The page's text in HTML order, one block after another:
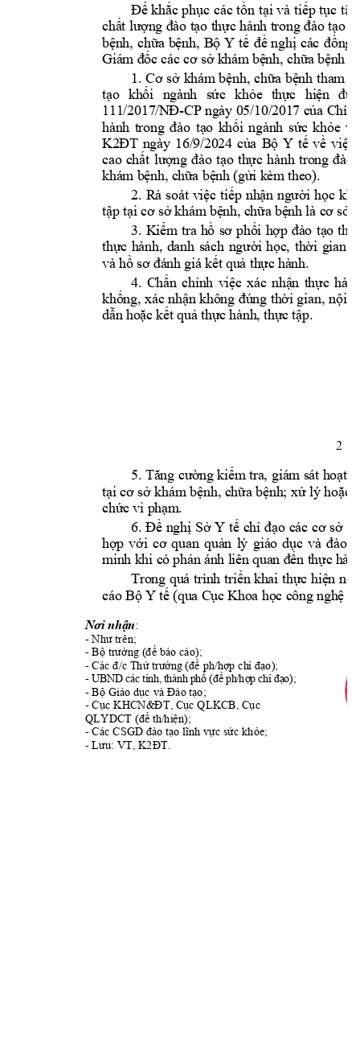
Để khắc phục các tồn tại và tiếp tục
chất lượng đào tạo thực hành trong đào tạo
bệnh, chữa bệnh, Bộ Y tế đề nghị các đồng
Giám đốc các cơ sở khám bệnh, chữa bệnh
1. Cơ sở khám bệnh, chữa bệnh tham
tạo khối ngành sức khỏe thực hiện đú
111/2017/NĐ-CP ngày 05/10/2017 của
hành trong đào tạo khối ngành sức khỏe
K2ĐT ngày 16/9/2024 của Bộ Y tế về việ
cao chất lượng đào tạo thực hành trong đào
khám bệnh, chữa bệnh (gửi kèm theo).
2. Rà soát việc tiếp nhận người học
tập tại cơ sở khám bệnh, chữa bệnh là cơ sở t
3. Kiểm tra hồ sơ phối hợp đào tạo
thực hành, danh sách người học, thời gian
và hồ sơ đánh giá kết quả thực hành.
4. Chấn chỉnh việc xác nhận thực
khống, xác nhận không đúng thời gian, nội
dẫn hoặc kết quả thực hành, thực tập.
2
5. Tăng cường kiểm tra, giám sát hoạt
tại cơ sở khám bệnh, chữa bệnh; xử lý hoặc
chức vi phạm.
6. Đề nghị Sở Y tế chỉ đạo các cơ sở
hợp với cơ quan quản lý giáo dục và đào
minh khi có phản ánh liên quan đến thực
Trong quá trình triển khai thực hiện
cáo Bộ Y tế (qua Cục Khoa học công nghệ
Nơi nhận:
- Như trên;
- Bộ trưởng (để báo cáo);
- Các đ/c Thứ trưởng (để ph/hợp chỉ đạo);
-UBNDcác tỉnh, thành phố(để ph/hợp chỉ đạo);
- Bộ Giáo dục và Đào tạo;
- Cục KHCN&ĐT, Cục QLKCB, Cục
QLYDCT (để th/hiện);
- Các CSGD đào tạo lĩnh vực sức khỏe;
- Lưu: VT, K2ĐT.